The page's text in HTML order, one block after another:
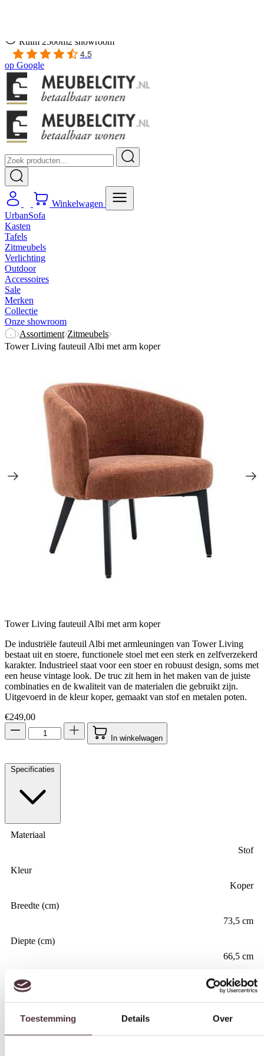
Toestemming Over
Deze website maakt gebruik van cookies
We gebruiken cookies om content en advertenties te
Ruim 2500m2 showroom
4.5
op Google
Winkelwagen
UrbanSofa
Kasten
Tafels
Zitmeubels
Verlichting
Outdoor
Accessoires
Sale
Merken
Collectie
Onze showroom
Assortiment Zitmeubels
Tower Living fauteuil Albi met arm koper
Tower Living fauteuil Albi met arm koper
De industriële fauteuil Albi met armleuningen van Tower Living
bestaat uit en stoere, functionele stoel met een sterk en zelfverzekerd
karakter. Industrieel staat voor een stoer en robuust design, soms met
een heuse vintage look. De truc zit hem in het maken van de juiste
combinaties en de kwaliteit van de materialen die gebruikt zijn.
Uitgevoerd in de kleur koper, gemaakt van stof en metalen poten.
€249,00
In winkelwagen
Specificaties
Materiaal
Stof
Kleur
Koper
Breedte (cm)
73,5 cm
Diepte (cm)
66,5 cm
79,5 cm